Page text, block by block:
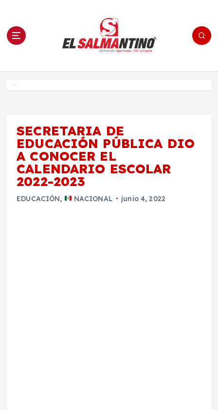
n El Salmantino - medios/noticias/editorial
SECRETARIA DE
EDUCACIÓN PÚBLICA DIO
A CONOCER EL
CALENDARIO ESCOLAR
2022-2023
EDUCACIÓN, NACIONAL junio 4, 2022